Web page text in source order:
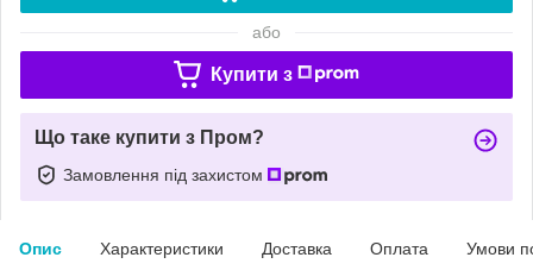
або
Купити з
Що таке купити з Пром?
Замовлення під захистом
Опис Характеристики Доставка Оплата Умови